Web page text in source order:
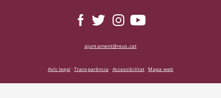
ajuntament@reus.cat
Avís legal ·Transparència · Accessibilitat· Mapa web